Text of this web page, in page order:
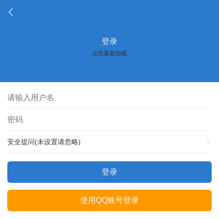
登录
点击重新加载
安全提问(未设置请忽略)
登录
使用QQ账号登录